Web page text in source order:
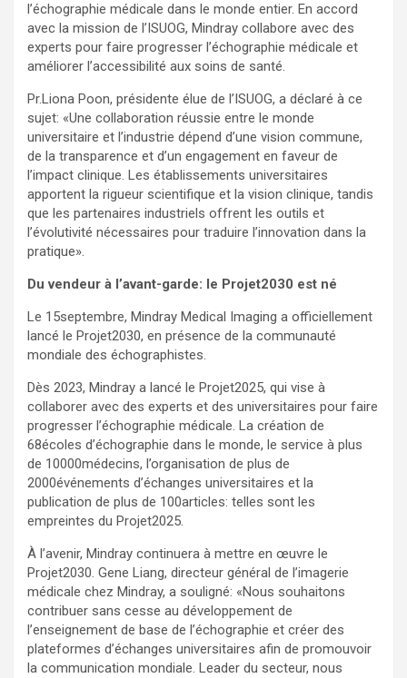
l’échographie médicale dans le monde entier. En accord
avec la mission de l’ISUOG, Mindray collabore avec des
experts pour faire progresser l’échographie médicale et
améliorer l’accessibilité aux soins de santé.
Pr.Liona Poon, présidente élue de l’ISUOG, a déclaré à ce
sujet: «Une collaboration réussie entre le monde
universitaire et l’industrie dépend d’une vision commune,
de la transparence et d’un engagement en faveur de
l’impact clinique. Les établissements universitaires
apportent la rigueur scientifique et la vision clinique, tandis
que les partenaires industriels offrent les outils et
l’évolutivité nécessaires pour traduire l’innovation dans la
pratique».
Du vendeur à l’avant-garde: le Projet2030 est né
Le 15septembre, Mindray Medical Imaging a officiellement
lancé le Projet2030, en présence de la communauté
mondiale des échographistes.
Dès 2023, Mindray a lancé le Projet2025, qui vise à
collaborer avec des experts et des universitaires pour faire
progresser l’échographie médicale. La création de
68écoles d’échographie dans le monde, le service à plus
de 10000médecins, l’organisation de plus de
2000événements d’échanges universitaires et la
publication de plus de 100articles: telles sont les
empreintes du Projet2025.
À l’avenir, Mindray continuera à mettre en œuvre le
Projet2030. Gene Liang, directeur général de l’imagerie
médicale chez Mindray, a souligné: «Nous souhaitons
contribuer sans cesse au développement de
l’enseignement de base de l’échographie et créer des
plateformes d’échanges universitaires afin de promouvoir
la communication mondiale. Leader du secteur, nous